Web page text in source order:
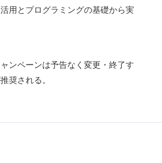
用とプログラミングの基礎から実
ンペーンは予告なく変更・終了す
奨される。